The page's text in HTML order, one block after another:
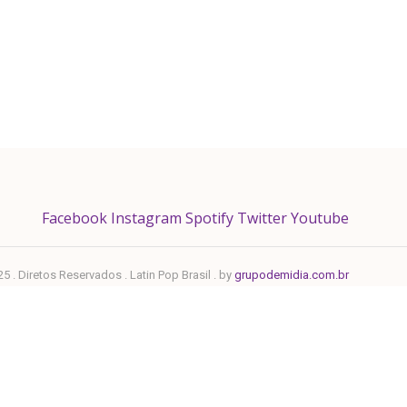
Facebook Instagram Spotify TwitterYoutube
. Diretos Reservados . Latin Pop Brasil . by grupodemidia.com.br